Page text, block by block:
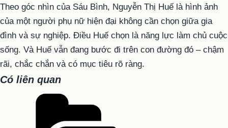
Theo góc nhìn của Sáu Bình, Nguyễn Thị Huế là hình ảnh
của một người phụ nữ hiện đại không cần chọn giữa gia
đình và sự nghiệp. Điều Huế chọn là năng lực làm chủ cuộc
sống. Và Huế vẫn đang bước đi trên con đường đó – chậm
rãi, chắc chắn và có mục tiêu rõ ràng.
Có liên quan